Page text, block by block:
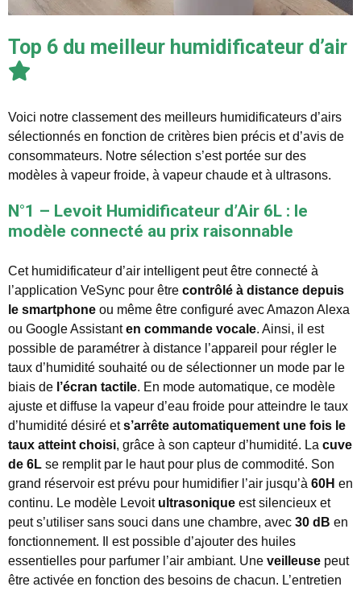
Top 6 du meilleur humidificateur d’air
Voici notre classement des meilleurs humidificateurs d’airs
sélectionnés en fonction de critères bien précis et d’avis de
consommateurs. Notre sélection s’est portée sur des
modèles à vapeur froide, à vapeur chaude et à ultrasons.
N°1 – Levoit Humidificateur d’Air 6L : le
modèle connecté au prix raisonnable
Cet humidificateur d’air intelligent peut être connecté à
l’application VeSync pour être contrôlé à distance depuis
le smartphone ou même être configuré avec Amazon Alexa
ou Google Assistanten commande vocale. Ainsi, il est
possible de paramétrer à distance l’appareil pour régler le
taux d’humidité souhaité ou de sélectionner un mode par le
biais de l’écran tactile. En mode automatique, ce modèle
ajuste et diffuse la vapeur d’eau froide pour atteindre le taux
d’humidité désiré ets’arrête automatiquement une fois le
taux atteint choisi, grâce à son capteur d’humidité. La cuve
de 6L se remplit par le haut pour plus de commodité. Son
grand réservoir est prévu pour humidifier l’air jusqu’à 60H en
continu. Le modèle Levoit ultrasonique est silencieux et
peut s’utiliser sans souci dans une chambre, avec 30 dB en
fonctionnement. Il est possible d’ajouter des huiles
essentielles pour parfumer l’air ambiant. Une veilleuse peut
être activée en fonction des besoins de chacun. L’entretien